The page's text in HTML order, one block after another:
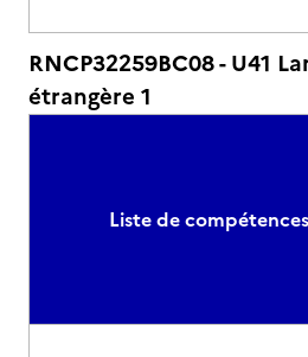
RNCP32259BC08 - U41
étrangère 1
Liste de compétences